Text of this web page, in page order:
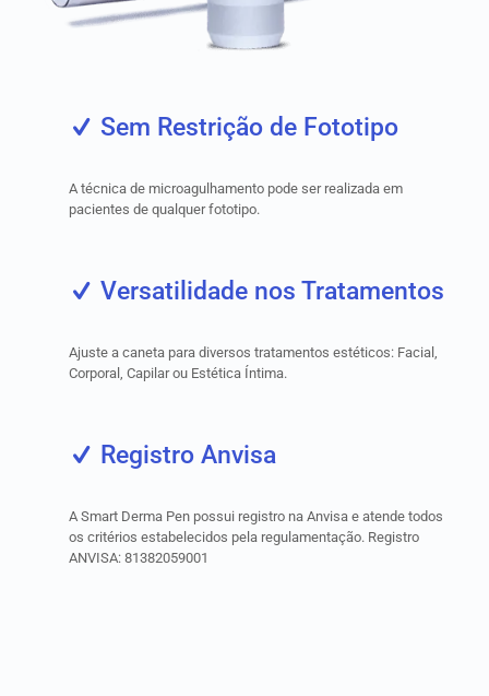
Sem Restrição de Fototipo
A técnica de microagulhamento pode ser realizada em
pacientes de qualquer fototipo.
Versatilidade nos Tratamentos
Ajuste a caneta para diversos tratamentos estéticos: Facial,
Corporal, Capilar ou Estética Íntima.
Registro Anvisa
A Smart Derma Pen possui registro na Anvisa e atende todos
os critérios estabelecidos pela regulamentação. Registro
ANVISA: 81382059001